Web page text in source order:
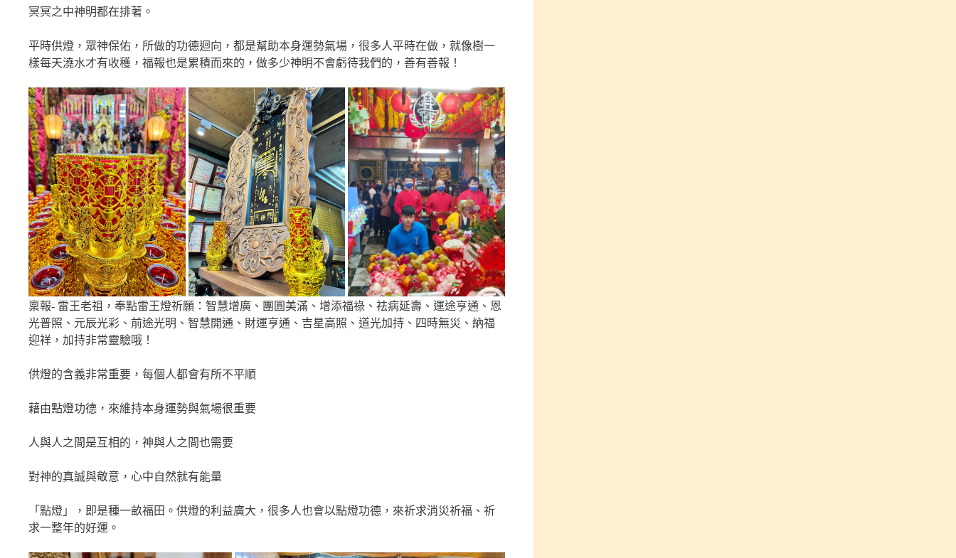
冥冥之中神明都在排著。
平時供燈，眾神保佑，所做的功德迴向，都是幫助本身運勢氣場，很多人平時在做，就像樹一
樣每天澆水才有收穫，福報也是累積而來的，做多少神明不會虧待我們的，善有善報！
稟報- 雷王老祖，奉點雷王燈祈願：智慧增廣、團圓美滿、增添福祿、祛病延壽、運途亨通、恩
光普照、元辰光彩、前途光明、智慧開通、財運亨通、吉星高照、道光加持、四時無災、納福
迎祥，加持非常靈驗哦！
供燈的含義非常重要，每個人都會有所不平順
藉由點燈功德，來維持本身運勢與氣場很重要
人與人之間是互相的，神與人之間也需要
對神的真誠與敬意，心中自然就有能量
「點燈」，即是種一畝福田。供燈的利益廣大，很多人也會以點燈功德，來祈求消災祈福、祈
求一整年的好運。